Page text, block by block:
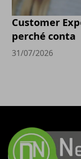
Customer
perché conta
31/07/2026